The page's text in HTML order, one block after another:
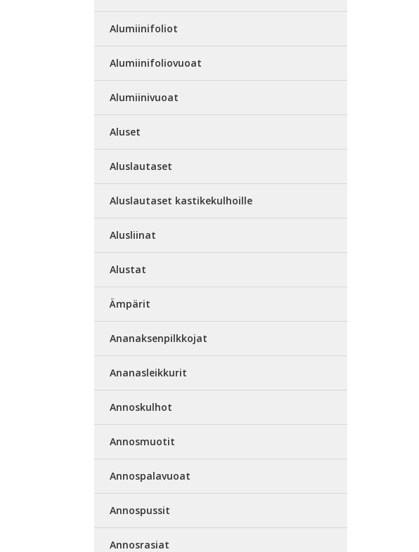
Alumiinifoliot
Alumiinifoliovuoat
Alumiinivuoat
Aluset
Aluslautaset
Aluslautaset kastikekulhoille
Alusliinat
Alustat
Ämpärit
Ananaksenpilkkojat
Ananasleikkurit
Annoskulhot
Annosmuotit
Annospalavuoat
Annospussit
Annosrasiat